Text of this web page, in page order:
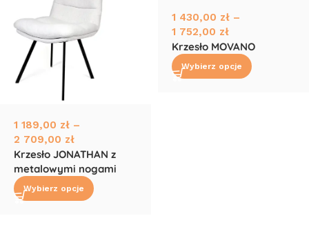
1 189,00 zł –
2 709,00 zł
Krzesło JONATHAN z
metalowymi nogami
Wybierz opcje
1 430,00 zł –
1 752,00 zł
Krzesło MOVANO
Wybierz opcje